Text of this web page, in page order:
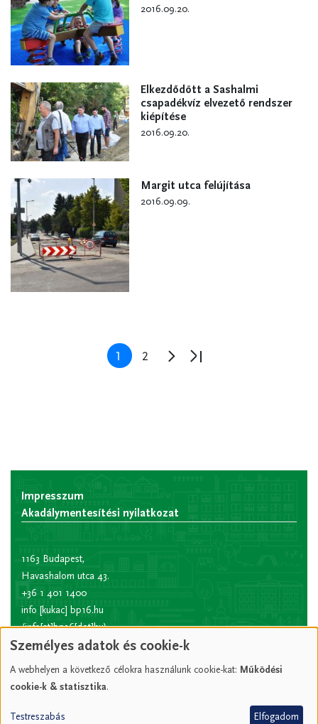
2016.09.20.
Elkezdődött a Sashalmi
csapadékvíz elvezető rendszer
kiépítése
2016.09.20.
Margit utca felújítása
2016.09.09.
Jelenlegi
oldal
1 Oldal
2
Következő
Utolsó
Impresszum
Akadálymentesítési nyilatkozat
1163 Budapest,
Havashalom utca 43.
+36 1 401 1400
info [kukac] bp16.hu
(info[at]bp16[dot]hu)
Hivatali kapu rövid
Személyes adatok és cookie-k
A webhelyen a következő célokra használunk cookie-kat: Működési
cookie-k & statisztika.
Testreszabás Elfogadom